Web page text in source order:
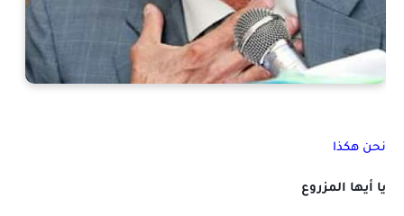
نحن هكذا
يا أيها المزروع